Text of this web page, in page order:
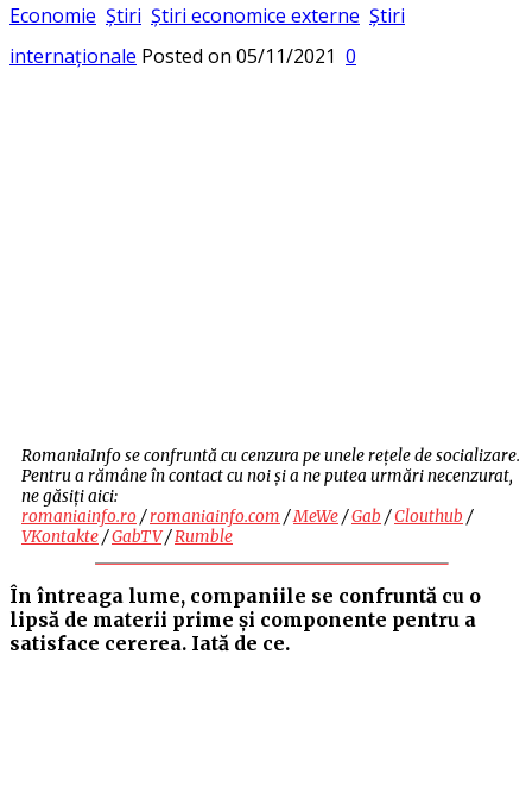
Economie Știri Știri economice externe Știri
internaționale Posted on 05/11/2021 0
RomaniaInfo se confruntă cu cenzura pe unele rețele de socializare.
Pentru a rămâne în contact cu noi și a ne putea urmări necenzurat,
ne găsiți aici:
romaniainfo.ro/romaniainfo.com /MeWe/Gab /Clouthub /
VKontakte/GabTV/Rumble
În întreaga lume, companiile se confruntă cu o
lipsă de materii prime și componente pentru a
satisface cererea. Iată de ce.